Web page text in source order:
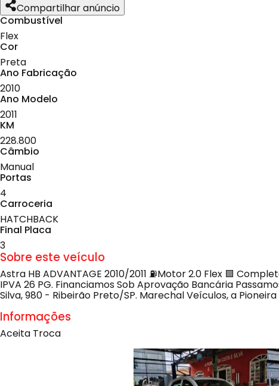
Compartilhar anúncio
Combustível
Flex
Cor
Preta
Ano Fabricação
2010
Ano Modelo
2011
KM
228.800
Câmbio
Manual
Portas
4
Carroceria
HATCHBACK
Final Placa
3
Sobre este veículo
Astra HB ADVANTAGE 2010/2011 ⛽Motor 2.0 Flex 🟩
IPVA 26 PG. Financiamos Sob Aprovação Bancária
Silva, 980 - Ribeirão Preto/SP. Marechal Veículos, a
Informações
Aceita Troca